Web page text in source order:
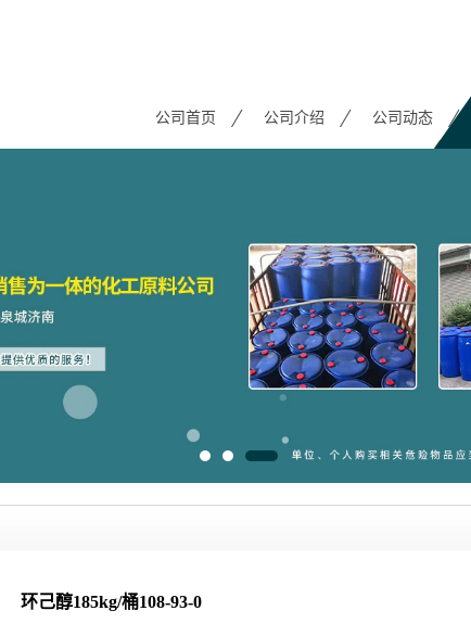
公司首页 公司介绍 公司动态
环己醇185kg/桶108-93-0